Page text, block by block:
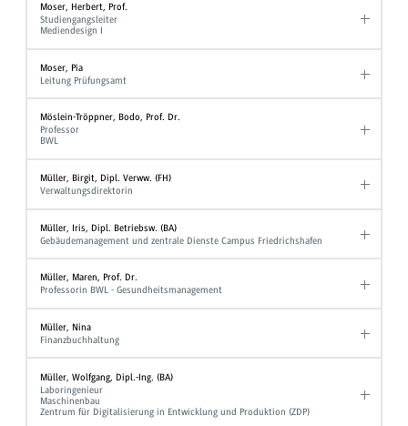
Moser, Herbert, Prof.
Studiengangsleiter
Mediendesign I
Moser, Pia
Leitung Prüfungsamt
Möslein-Tröppner, Bodo, Prof. Dr.
Professor
BWL
Müller, Birgit, Dipl. Verww. (FH)
Verwaltungsdirektorin
Müller, Iris, Dipl. Betriebsw. (BA)
Gebäudemanagement und zentrale Dienste Campus Friedrichshafen
Müller, Maren, Prof. Dr.
Professorin BWL - Gesundheitsmanagement
Müller, Nina
Finanzbuchhaltung
Müller, Wolfgang, Dipl.-Ing. (BA)
Laboringenieur
Maschinenbau
Zentrum für Digitalisierung in Entwicklung und Produktion (ZDP)